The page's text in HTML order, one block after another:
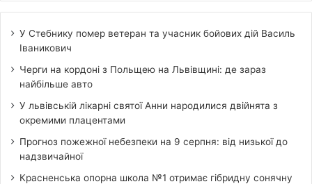
У Стебнику помер ветеран та учасник бойових дій Василь
Іваникович
Черги на кордоні з Польщею на Львівщині: де зараз
найбільше авто
У львівській лікарні святої Анни народилися двійнята з
окремими плацентами
Прогноз пожежної небезпеки на 9 серпня: від низької до
надзвичайної
Красненська опорна школа №1 отримає гібридну сонячну